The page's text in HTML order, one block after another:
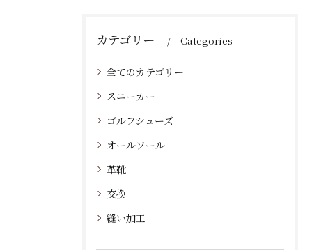
カテゴリー Categories
全てのカテゴリー
スニーカー
ゴルフシューズ
オールソール
革靴
交換
縫い加工